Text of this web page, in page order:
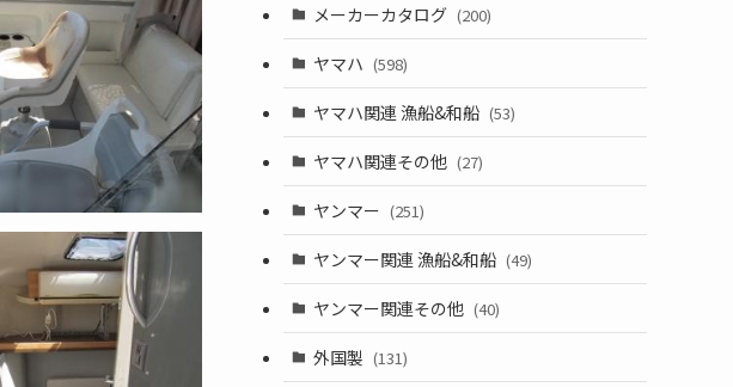
メーカーカタログ (200)
ヤマハ (598)
ヤマハ関連 漁船&和船 (53)
ヤマハ関連その他 (27)
ヤンマー (251)
ヤンマー関連 漁船&和船 (49)
ヤンマー関連その他 (40)
外国製 (131)